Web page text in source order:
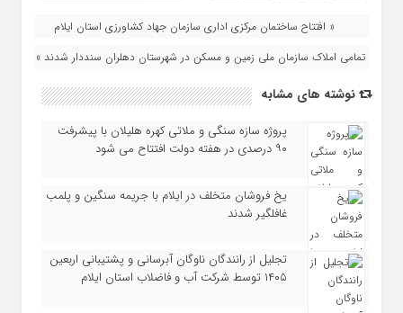
« افتتاح ساختمان مرکزی اداری سازمان جهاد کشاورزی استان ایلام
تمامی املاک سازمان ملی زمین و مسکن در شهرستان دهلران سنددار شدند »
نوشته های مشابه
پروژه سازه سنگی و ملاتی کهره هلیلان با پیشرفت
۹۰ درصدی در هفته دولت افتتاح می شود
یخ‌ فروشان متخلف در ایلام با جریمه سنگین و پلمب
غافلگیر شدند
تجلیل از رانندگان ناوگان آبرسانی و پشتیبانی اربعین
۱۴۰۵ توسط شرکت آب و فاضلاب استان ایلام